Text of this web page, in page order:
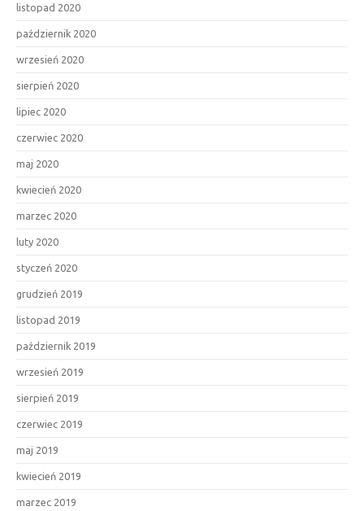
listopad 2020
październik 2020
wrzesień 2020
sierpień 2020
lipiec 2020
czerwiec 2020
maj 2020
kwiecień 2020
marzec 2020
luty 2020
styczeń 2020
grudzień 2019
listopad 2019
październik 2019
wrzesień 2019
sierpień 2019
czerwiec 2019
maj 2019
kwiecień 2019
marzec 2019